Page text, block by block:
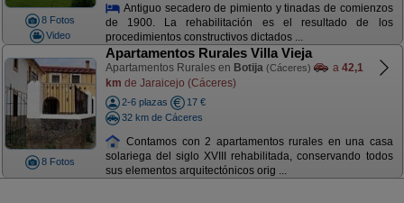
8 Fotos
Video
Antiguo secadero de pimiento y tinadas de comienzos
de 1900. La rehabilitación es el resultado de los
procedimientos constructivos dictados ...
8 Fotos
Apartamentos Rurales Villa Vieja
Apartamentos Rurales en Botija (Cáceres) a 42,1
km de Jaraicejo (Cáceres)
2-6 plazas
17 €
32 km de Cáceres
Contamos con 2 apartamentos rurales en una casa
solariega del siglo XVIII rehabilitada, conservando todos
sus elementos arquitectónicos orig ...